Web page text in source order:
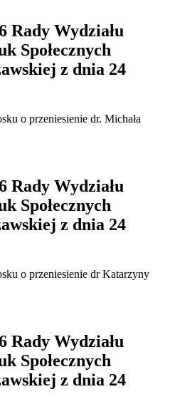
Rady Wydziału
Społecznych
z dnia 24
o przeniesienie dr. Michała
Rady Wydziału
Społecznych
z dnia 24
o przeniesienie dr Katarzyny
Rady Wydziału
Społecznych
z dnia 24